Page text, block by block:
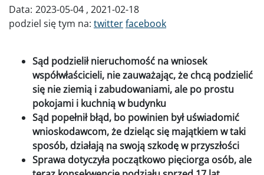
Data: 2023-05-04 2021-02-18
podziel się tym na: twitterfacebook
Sąd podzielił nieruchomość na wniosek
współwłaścicieli, nie zauważając, że chcą podzielić
się nie ziemią i zabudowaniami, ale po prostu
pokojami i kuchnią w budynku
Sąd popełnił błąd, bo powinien był uświadomić
wnioskodawcom, że dzieląc się majątkiem w taki
sposób, działają na swoją szkodę w przyszłości
Sprawa dotyczyła początkowo pięciorga osób, ale